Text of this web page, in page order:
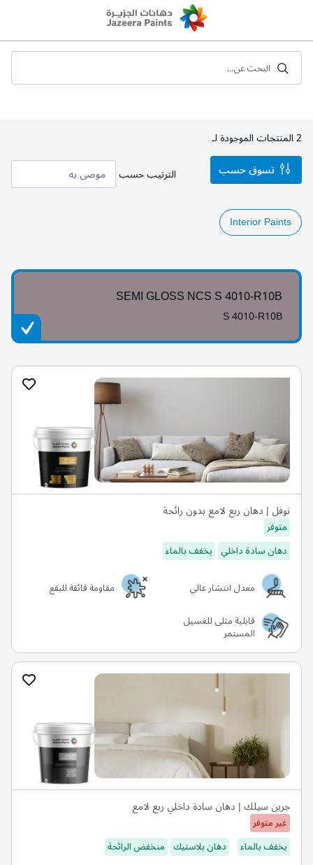
البحث عن...
2المنتجات الموجودة لـ
الترتيب حسب
Interior Paints
SEMI GLOSS NCS S 4010-R10B
S 4010-R10B
نوفل | دهان ربع لامع بدون رائحة
متوفر
دهان سادة داخلي يخفف بالماء
معدل انتشار عالي
مقاومة فائقة للبقع
قابلية مثلى للغسيل
المستمر
جرين سيلك | دهان سادة داخلي ربع لامع
غير متوفر
يخفف بالماء
دهان بلاستيك منخفض الرائحة
تسوق حسب